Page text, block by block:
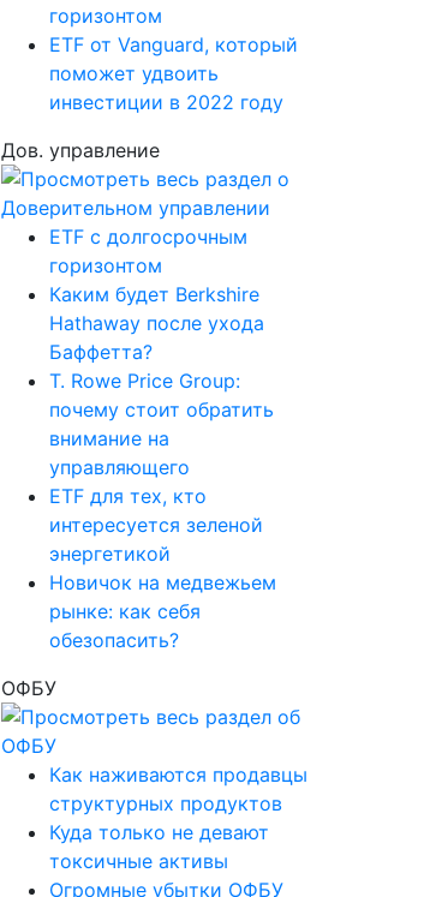
горизонтом
ETF от Vanguard, который
поможет удвоить
инвестиции в 2022 году
Дов. управление
ETF с долгосрочным
горизонтом
Каким будет Berkshire
Hathaway после ухода
Баффетта?
T. Rowe Price Group:
почему стоит обратить
внимание на
управляющего
ETF для тех, кто
интересуется зеленой
энергетикой
Новичок на медвежьем
рынке: как себя
обезопасить?
ОФБУ
Как наживаются продавцы
структурных продуктов
Куда только не девают
токсичные активы
Огромные убытки ОФБУ